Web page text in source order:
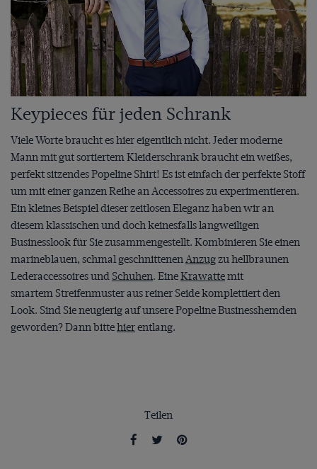
Keypieces für jeden Schrank
Viele Worte braucht es hier eigentlich nicht. Jeder moderne
Mann mit gut sortiertem Kleiderschrank braucht ein weißes,
perfekt sitzendes Popeline Shirt! Es ist einfach der perfekte Stoff
um mit einer ganzen Reihe an Accessoires zu experimentieren.
Ein kleines Beispiel dieser zeitlosen Eleganz haben wir an
diesem klassischen und doch keinesfalls langweiligen
Businesslook für Sie zusammengestellt. Kombinieren Sie einen
marineblauen, schmal geschnittenenAnzugzu hellbraunen
Lederaccessoires undSchuhen. EineKrawattemit
smartem Streifenmuster aus reiner Seide komplettiert den
Look. Sind Sie neugierig auf unsere Popeline Businesshemden
geworden? Dann bittehierentlang.
Teilen